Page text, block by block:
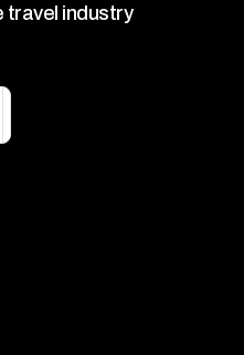
travel industry